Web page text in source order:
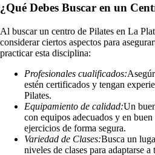
¿Qué Debes Buscar en un
Al buscar un centro de Pilates en La
considerar ciertos aspectos para
practicar esta disciplina:
Profesionales cualificados:
estén certificados y tengan
Pilates.
Equipamiento de calidad:Un
con equipos adecuados y en
ejercicios de forma segura.
Variedad de Clases:Busca un
niveles de clases para adaptarse